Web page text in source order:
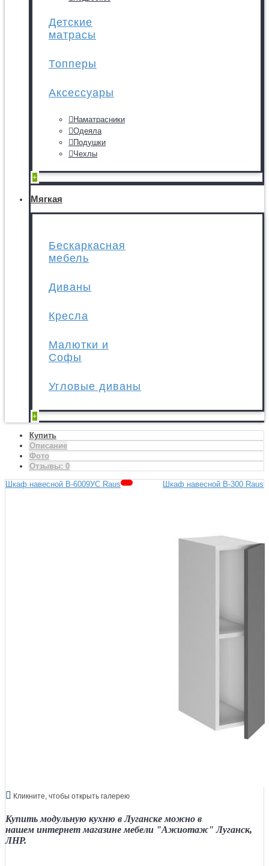
Детские
матрасы
Топперы
Аксессуары
Наматрасники
Одеяла
Подушки
Чехлы
+
Мягкая
Бескаркасная
мебель
Диваны
Кресла
Малютки и
Софы
Угловые диваны
+
Купить
Описание
Фото
Отзывы: 0
Шкаф навесной В-6009УС Raus
Шкаф навесной В-300 Raus
Кликните, чтобы открыть галерею
Купить модульную кухню в Луганскеможно в
нашем интернет магазине мебели "Ажиотаж" Луганск,
ЛНР.